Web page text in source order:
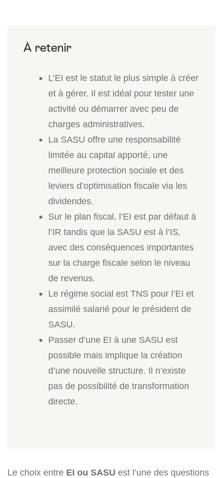
L’EI est le statut le plus simple à créer
et à gérer. Il est idéal pour tester une
activité ou démarrer avec peu de
charges administratives.
La SASU offre une responsabilité
limitée au capital apporté, une
meilleure protection sociale et des
leviers d’optimisation fiscale via les
dividendes.
Sur le plan fiscal, l’EI est par défaut à
l’IR tandis que la SASU est à l’IS,
avec des conséquences importantes
sur la charge fiscale selon le niveau
de revenus.
Le régime social est TNS pour l’EI et
assimilé salarié pour le président de
SASU.
Passer d’une EI à une SASU est
possible mais implique la création
d’une nouvelle structure. Il n’existe
pas de possibilité de transformation
directe.
Le choix entre EI ou SASU est l’une des questions